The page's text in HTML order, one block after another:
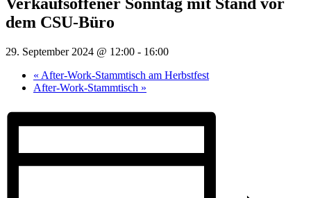
dem CSU-Büro
29. September 2024 @ 12:00 - 16:00
« After-Work-Stammtisch am Herbstfest
After-Work-Stammtisch »